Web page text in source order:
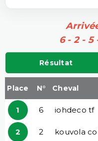
6 - 2 - 5
Résultat
Place N° Cheval
1 6 iohdeco tf
2 2 kouvola